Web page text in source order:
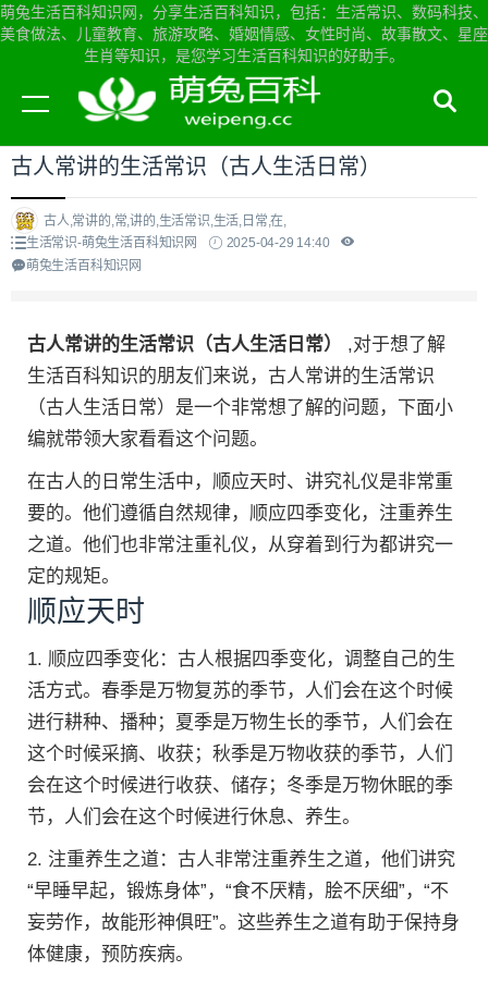
萌兔生活百科知识网，分享生活百科知识，包括：生活常识、数码科技、
美食做法、儿童教育、旅游攻略、婚姻情感、女性时尚、故事散文、星座
生肖等知识，是您学习生活百科知识的好助手。
当前位置： 萌兔生活百科知识网首页>生活常识
古人常讲的生活常识（古人生活日常）
古人,常讲的,常,讲的,生活常识,生活,日常,在,
生活常识-萌兔生活百科知识网
2025-04-29 14:40
萌兔生活百科知识网
古人常讲的生活常识（古人生活日常） ,对于想了解
生活百科知识的朋友们来说，古人常讲的生活常识
（古人生活日常）是一个非常想了解的问题，下面小
编就带领大家看看这个问题。
在古人的日常生活中，顺应天时、讲究礼仪是非常重
要的。他们遵循自然规律，顺应四季变化，注重养生
之道。他们也非常注重礼仪，从穿着到行为都讲究一
定的规矩。
顺应天时
1. 顺应四季变化：古人根据四季变化，调整自己的生
活方式。春季是万物复苏的季节，人们会在这个时候
进行耕种、播种；夏季是万物生长的季节，人们会在
这个时候采摘、收获；秋季是万物收获的季节，人们
会在这个时候进行收获、储存；冬季是万物休眠的季
节，人们会在这个时候进行休息、养生。
2. 注重养生之道：古人非常注重养生之道，他们讲究
“早睡早起，锻炼身体”，“食不厌精，脍不厌细”，“不
妄劳作，故能形神俱旺”。这些养生之道有助于保持身
体健康，预防疾病。